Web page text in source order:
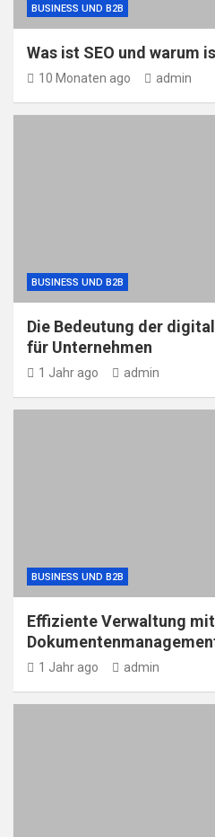
BUSINESS UND B2B
Was ist SEO und warum
10 Monaten ago admin
BUSINESS UND B2B
Die Bedeutung der
für Unternehmen
1 Jahr ago admin
BUSINESS UND B2B
Effiziente Verwaltung
1 Jahr ago admin